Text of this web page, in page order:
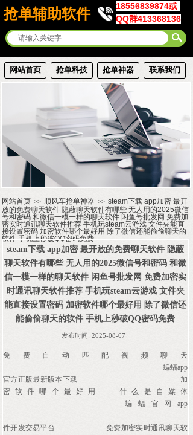
抢单辅助软件
18556839874或
QQ群413368136
网站首页 抢单科技 抢单神器 联系我们
网站首页 >> 顺风车抢单神器 >> steam下载 app加密 最开
放的免费聊天软件 隐蔽聊天软件有哪些 无人用的2025微信
号和密码 和微信一模一样的聊天软件 闲鱼号批发网 免费加
密实时通讯聊天软件推荐 手机玩steam云游戏 文件夹能直
接设置密码 加密软件哪个最好用 除了微信还能偷偷聊天的
软件 手机上秒破QQ密码免费
steam下载 app加密 最开放的免费聊天软件 隐蔽
聊天软件有哪些 无人用的2025微信号和密码 和微
信一模一样的聊天软件 闲鱼号批发网 免费加密实
时通讯聊天软件推荐 手机玩steam云游戏 文件夹
能直接设置密码 加密软件哪个最好用 除了微信还
能偷偷聊天的软件 手机上秒破QQ密码免费
发布时间: 2025-08-07
免费自动匹配视频聊天
蝙蝠app
官方正版最新版本下载
加
密软件哪个最好用
什么是自媒体
蝙蝠官网app
件开发交易平台
免费加密实时通讯聊天软